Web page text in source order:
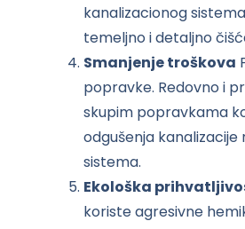
kanalizacionog
temeljno i detaljno
Smanjenje troškova
popravke. Redovno i
skupim popravkama
odgušenja
sistema.
Ekološka
koriste agresivne